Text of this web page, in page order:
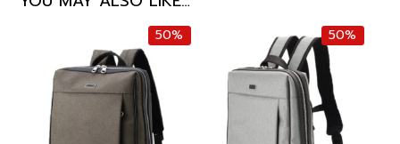
50% 50%